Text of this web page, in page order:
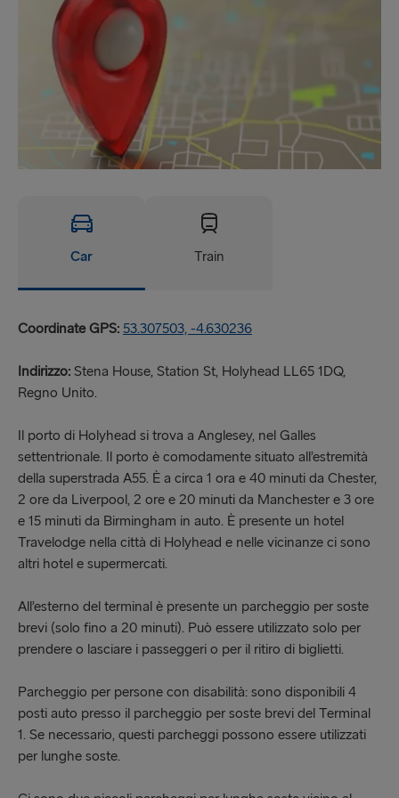
Car Train
Coordinate GPS: 53.307503, -4.630236
Indirizzo: Stena House, Station St, Holyhead LL65 1DQ,
Regno Unito.
Il porto di Holyhead si trova a Anglesey, nel Galles
settentrionale. Il porto è comodamente situato all’estremità
della superstrada A55. È a circa 1 ora e 40 minuti da Chester,
2 ore da Liverpool, 2 ore e 20 minuti da Manchester e 3 ore
e 15 minuti da Birmingham in auto. È presente un hotel
Travelodge nella città di Holyhead e nelle vicinanze ci sono
altri hotel e supermercati.
All’esterno del terminal è presente un parcheggio per soste
brevi (solo fino a 20 minuti). Può essere utilizzato solo per
prendere o lasciare i passeggeri o per il ritiro di biglietti.
Parcheggio per persone con disabilità: sono disponibili 4
posti auto presso il parcheggio per soste brevi del Terminal
1. Se necessario, questi parcheggi possono essere utilizzati
per lunghe soste.